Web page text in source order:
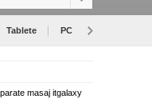
Tablete PC
masaj itgalaxy